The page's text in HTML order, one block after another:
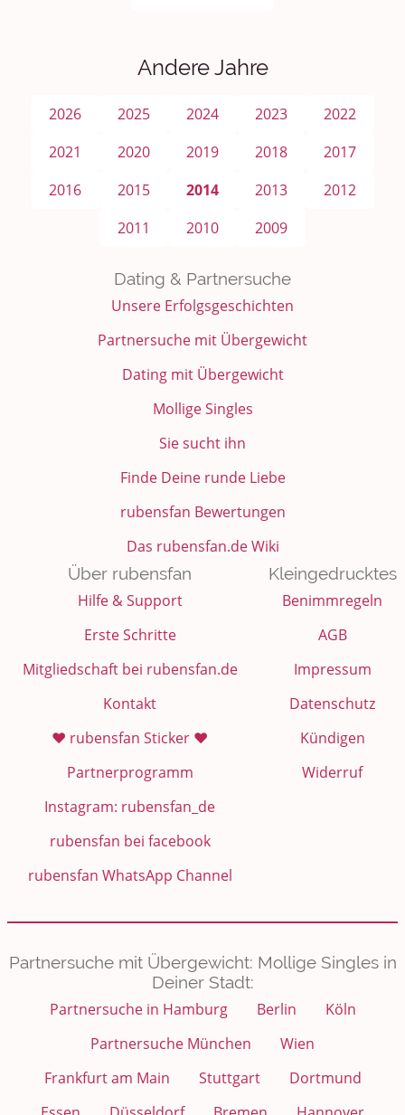
Andere Jahre
2026 2025 2024 2023
2022
2021
2020 2019 2018
2017
2016
2015 2014 2013
2012
2011
2010 2009
Dating & Partnersuche
Unsere Erfolgsgeschichten
Partnersuche mit Übergewicht
Dating mit Übergewicht
Mollige Singles
Sie sucht ihn
Finde Deine runde Liebe
rubensfan Bewertungen
Das rubensfan.de Wiki
Über rubensfan
Hilfe & Support
Erste Schritte
Mitgliedschaft bei rubensfan.de
Kontakt
❤️ rubensfan Sticker ❤️
Partnerprogramm
Instagram: rubensfan_de
rubensfan bei facebook
rubensfan WhatsApp Channel
Kleingedrucktes
Benimmregeln
AGB
Impressum
Datenschutz
Kündigen
Widerruf
Partnersuche mit Übergewicht: Mollige Singles in
Deiner Stadt:
Partnersuche in Hamburg
Berlin
Köln
Partnersuche München
Wien
Frankfurt am Main
Stuttgart
Dortmund